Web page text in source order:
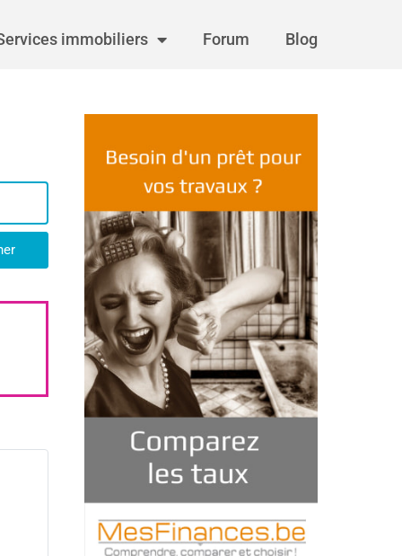
immobiliers Forum Blog